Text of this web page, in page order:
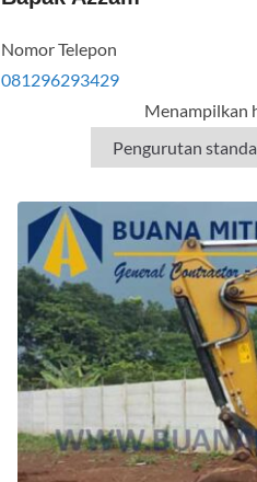
Nomor Telepon
081296293429
Menampilkan